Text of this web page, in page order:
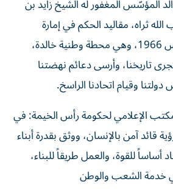
لتولي الوالد المؤسّس المغفور له الشيخ زايد بن
ثراه، مقاليد الحكم في إمارة
أبوظبي، في 6 أغسطس 1966، وهي محطة وطنية خالدة،
تاريخنا، وأرسى دعائم نهضتنا
وقيام اتحادنا الراسخ.
الإعلامي لحكومة رأس الخيمة: في
قائد آمن بالإنسان، ووثق بقدرة أبناء
للقوة، والعمل طريقاً للبناء،
خدمة الشعب والوطن